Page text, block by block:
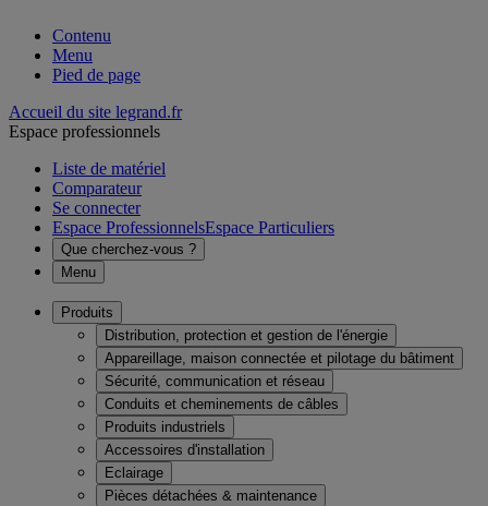
Contenu
Menu
Pied de page
Accueil du site legrand.fr
Espace professionnels
Liste de matériel
Comparateur
Se connecter
Espace ProfessionnelsEspace Particuliers
Que cherchez-vous ?
Menu
Produits
Distribution, protection et gestion de l'énergie
Appareillage, maison connectée et pilotage du bâtiment
Sécurité, communication et réseau
Conduits et cheminements de câbles
Produits industriels
Accessoires d'installation
Eclairage
Pièces détachées & maintenance